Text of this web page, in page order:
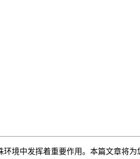
境中发挥着重要作用。本篇文章将